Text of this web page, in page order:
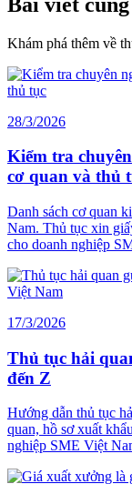
Khám phá thêm về
28/3/2026
Kiểm tra
cơ quan và thủ
Danh sách cơ quan
Nam. Thủ tục xin
cho doanh nghiệp
17/3/2026
Thủ tục hải
đến Z
Hướng dẫn thủ tục
quan, hồ sơ xuất
nghiệp SME Việt